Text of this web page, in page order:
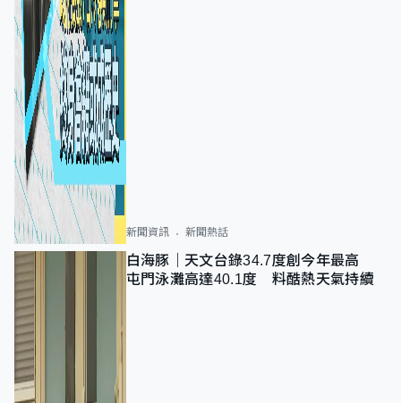
新聞資訊 新聞熱話
白海豚｜天文台錄34.7度創今年最高
屯門泳灘高達40.1度 料酷熱天氣持續